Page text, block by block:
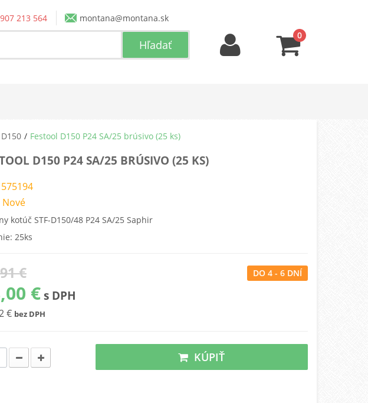
213 564
montana@montana.sk
0
Festool D150 P24 SA/25 brúsivo (25 ks)
D150 P24 SA/25 BRÚSIVO (25 KS)
575194
Nové
kotúč STF-D150/48 P24 SA/25 Saphir
25ks
€
€ s DPH
€ bez DPH
DO 4 - 6 DNÍ
KÚPIŤ